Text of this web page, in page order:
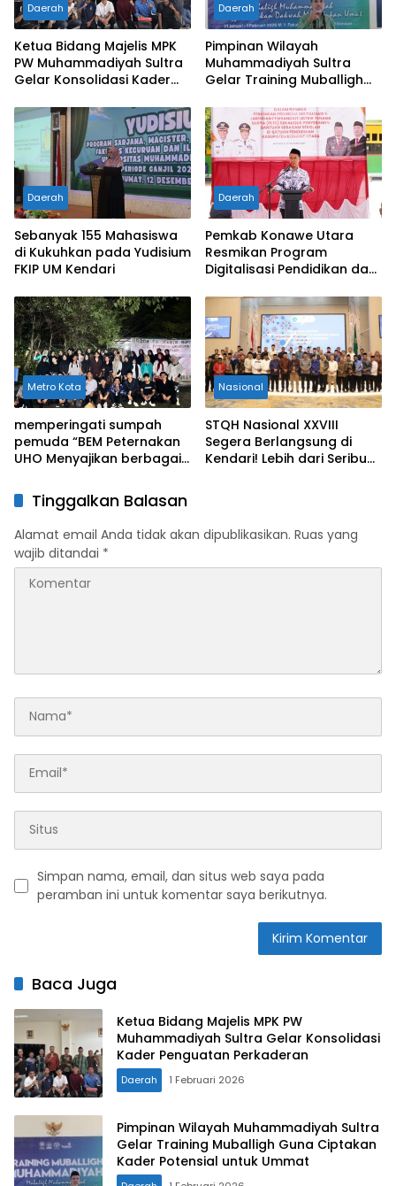
Daerah
Ketua Bidang Majelis MPK
PW Muhammadiyah Sultra
Gelar Konsolidasi Kader
Daerah
Pimpinan Wilayah
Muhammadiyah Sultra
Gelar Training Muballigh
Potensial untuk Ummat
Daerah
Sebanyak 155 Mahasiswa
di Kukuhkan pada Yudisium
FKIP UM Kendari
Daerah
Pemkab Konawe Utara
Resmikan Program
Digitalisasi Pendidikan dan
Peringatan HGN ke-80
Metro Kota
memperingati sumpah
pemuda “BEM Peternakan
UHO Menyajikan berbagai
Nasional
STQH Nasional XXVIII
Segera Berlangsung di
Kendari! Lebih dari Seribu
Tinggalkan Balasan
Alamat email Anda tidak akan dipublikasikan. Ruas yang
wajib ditandai *
Simpan nama, email, dan situs web saya pada
peramban ini untuk komentar saya berikutnya.
Baca Juga
Ketua Bidang Majelis MPK PW
Muhammadiyah Sultra Gelar Konsolidasi
Kader Penguatan Perkaderan
Daerah 1 Februari 2026
Pimpinan Wilayah Muhammadiyah Sultra
Gelar Training Muballigh Guna Ciptakan
Kader Potensial untuk Ummat